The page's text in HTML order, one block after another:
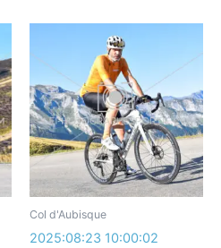
Col d'Aubisque
2025:08:23 10:00:02